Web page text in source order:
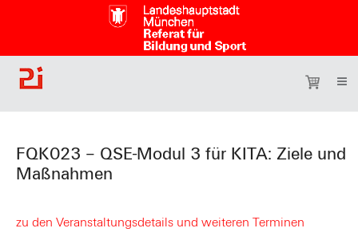
FQK023 – QSE-Modul 3 für KITA: Ziele und
Maßnahmen
zu den Veranstaltungsdetails und weiteren Terminen